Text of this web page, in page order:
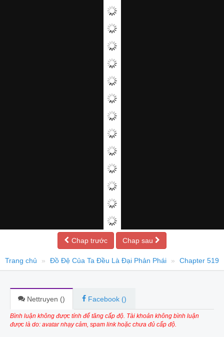
Chap trước Chap sau
Trang chủ Đồ Đệ Của Ta Đều Là Đại Phản Phái Chapter 519
Nettruyen () Facebook ()
Bình luận không được tính để tăng cấp độ. Tài khoản không bình luận
được là do: avatar nhạy cảm, spam link hoặc chưa đủ cấp độ.